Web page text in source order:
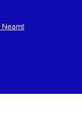
Neamt